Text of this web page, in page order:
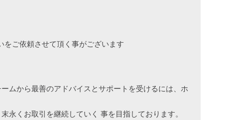
ご依頼させて頂く事がございます
ムから最善のアドバイスとサポートを受けるには、ホ
くお取引を継続していく 事を目指しております。